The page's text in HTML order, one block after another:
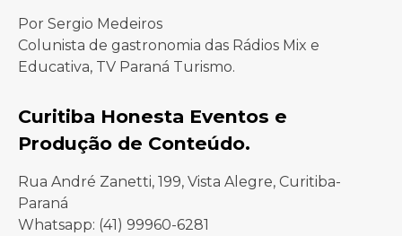
Por Sergio Medeiros
Colunista de gastronomia das Rádios Mix e
Educativa, TV Paraná Turismo.
Curitiba Honesta Eventos e
Produção de Conteúdo.
Rua André Zanetti, 199, Vista Alegre, Curitiba-
Paraná
Whatsapp: (41) 99960-6281